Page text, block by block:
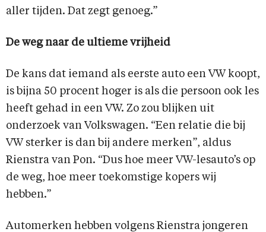
aller tijden. Dat zegt genoeg.”
De weg naar de ultieme vrijheid
De kans dat iemand als eerste auto een VW koopt,
is bijna 50 procent hoger is als die persoon ook les
heeft gehad in een VW. Zo zou blijken uit
onderzoek van Volkswagen. “Een relatie die bij
VW sterker is dan bij andere merken”, aldus
Rienstra van Pon. “Dus hoe meer VW-lesauto’s op
de weg, hoe meer toekomstige kopers wij
hebben.”
Automerken hebben volgens Rienstra jongeren